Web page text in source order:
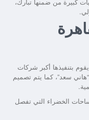
بتنفيذها أكبر شركات
سعد”، كما يتم تصميم
الخضراء التي تفصل